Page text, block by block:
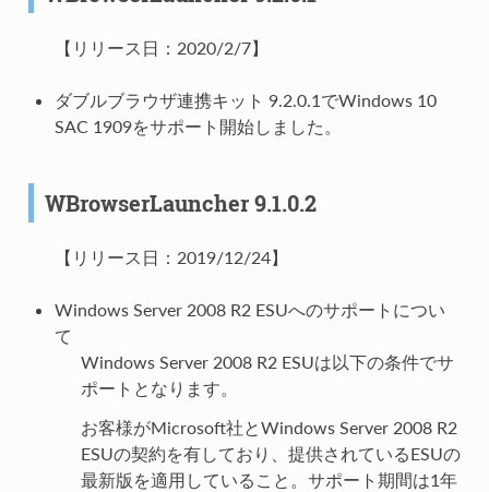
【リリース日：2020/2/7】
ダブルブラウザ連携キット 9.2.0.1でWindows 10
SAC 1909をサポート開始しました。
WBrowserLauncher 9.1.0.2
【リリース日：2019/12/24】
Windows Server 2008 R2 ESUへのサポートについ
て
Windows Server 2008 R2 ESUは以下の条件でサ
ポートとなります。
お客様がMicrosoft社とWindows Server 2008 R2
ESUの契約を有しており、提供されているESUの
最新版を適用していること。サポート期間は1年